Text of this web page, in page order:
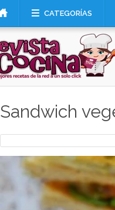
CATEGORÍAS
Sandwich